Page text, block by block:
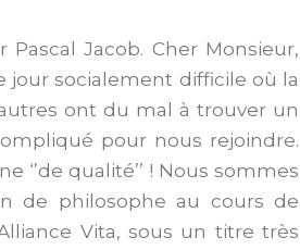
Jacob. Cher Monsieur,
jour socialement difficile où la
ont du mal à trouver un
pour nous rejoindre.
‘’de qualité’’ ! Nous sommes
de philosophe au cours de
Vita, sous un titre très